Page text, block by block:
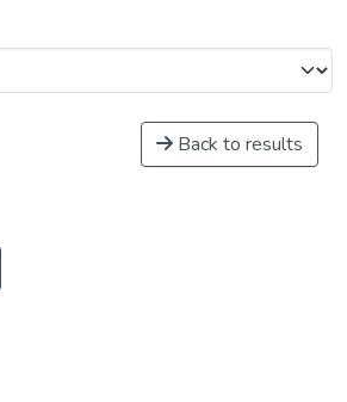
Back to results